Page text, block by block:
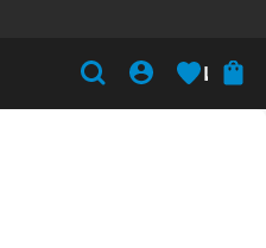
Кабинет